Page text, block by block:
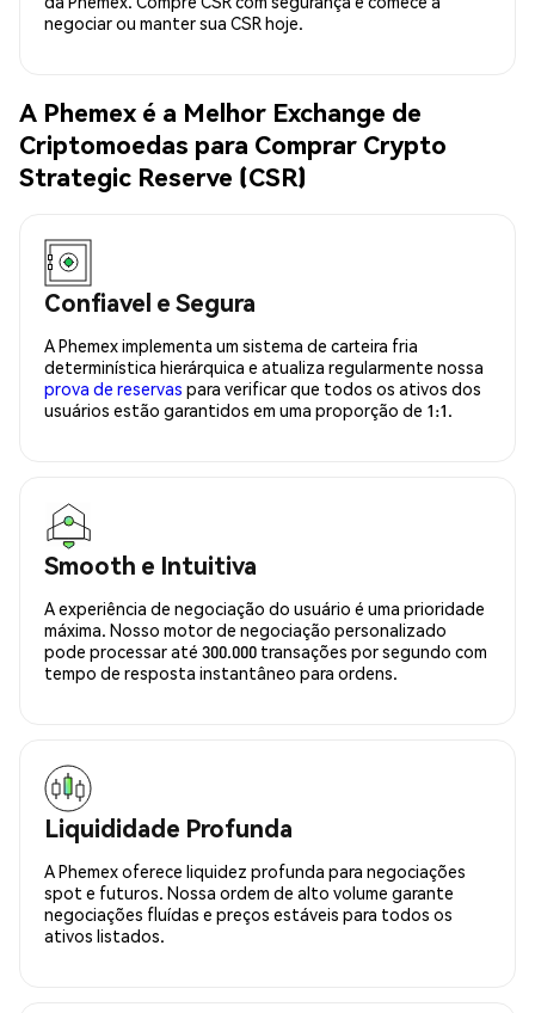
negociar ou manter sua CSR hoje.
A Phemex é a Melhor Exchange de
Criptomoedas para Comprar Crypto
Strategic Reserve (CSR)
Confiavel e Segura
A Phemex implementa um sistema de carteira fria
determinística hierárquica e atualiza regularmente nossa
prova de reservas para verificar que todos os ativos dos
usuários estão garantidos em uma proporção de 1:1.
Smooth e Intuitiva
A experiência de negociação do usuário é uma prioridade
máxima. Nosso motor de negociação personalizado
pode processar até 300.000 transações por segundo com
tempo de resposta instantâneo para ordens.
Liquididade Profunda
A Phemex oferece liquidez profunda para negociações
spot e futuros. Nossa ordem de alto volume garante
negociações fluídas e preços estáveis para todos os
ativos listados.